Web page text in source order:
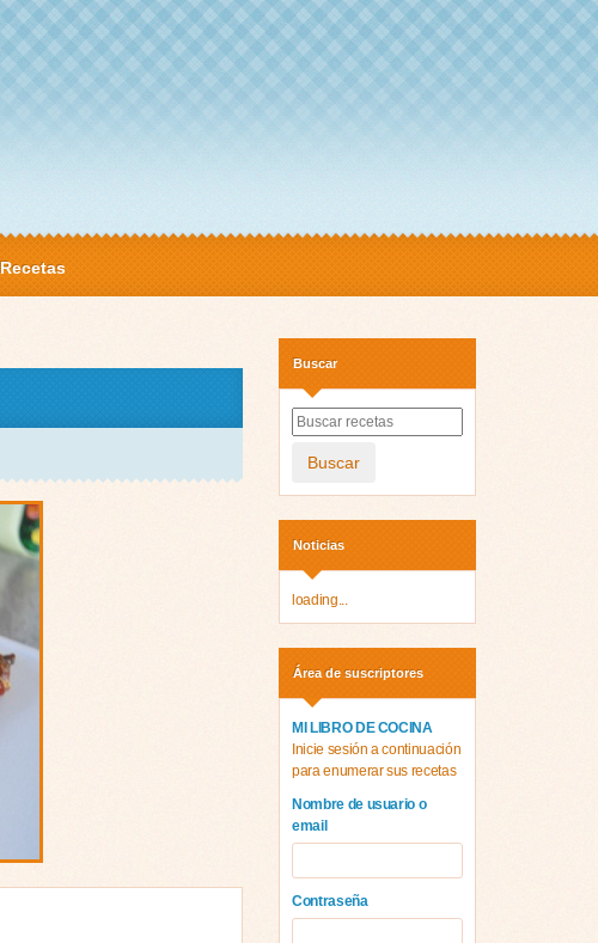
Recetas
Buscar
Buscar
Noticias
loading...
Área de suscriptores
MI LIBRO DE COCINA
Inicie sesión a continuación
para enumerar sus recetas
Nombre de usuario o
email
Contraseña